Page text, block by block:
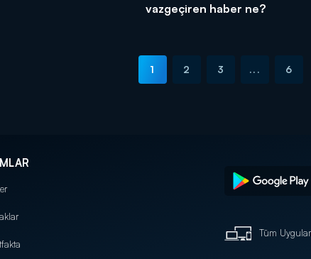
vazgeçiren haber ne?
1 2 3 ... 6
Tüm